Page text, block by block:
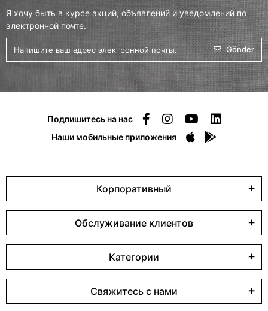
Я хочу быть в курсе акций, объявлений и уведомлений по
электронной почте.
Gönder
Подпишитесь на нас
Наши мобильные приложения
Корпоративный
Обслуживание клиентов
Категории
Свяжитесь с нами